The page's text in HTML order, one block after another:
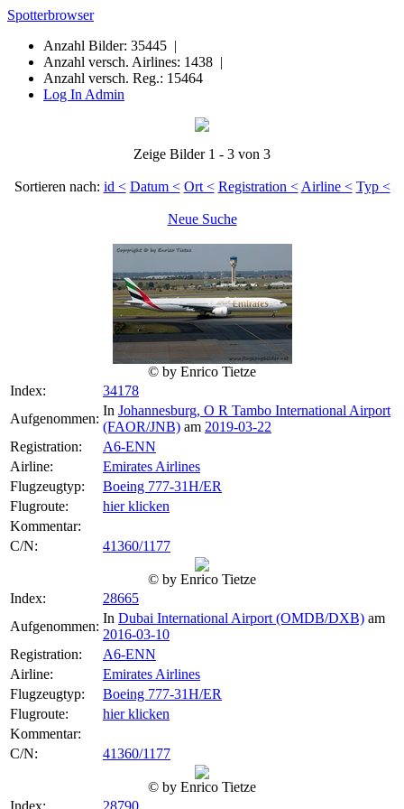
Spotterbrowser
Anzahl Bilder: 35445 |
Anzahl versch. Airlines: 1438 |
Anzahl versch. Reg.: 15464
Log In Admin
Zeige Bilder 1 - 3 von 3
Sortieren nach: id < Datum < Ort < Registration < Airline < Typ <
Neue Suche
© by Enrico Tietze
Index:
34178
Aufgenommen:
In Johannesburg, O R Tambo International Airport
(FAOR/JNB) am 2019-03-22
Registration:
A6-ENN
Airline:
Emirates Airlines
Flugzeugtyp:
Boeing 777-31H/ER
Flugroute:
hier klicken
Kommentar:
C/N:
41360/1177
© by Enrico Tietze
Index:
28665
Aufgenommen:
In Dubai International Airport (OMDB/DXB) am
2016-03-10
Registration:
A6-ENN
Airline:
Emirates Airlines
Flugzeugtyp:
Boeing 777-31H/ER
Flugroute:
hier klicken
Kommentar:
C/N:
41360/1177
© by Enrico Tietze
Index:
28790